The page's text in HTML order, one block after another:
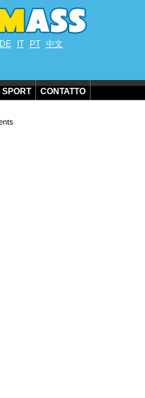
DE IT PT 中文
SPORT CONTATTO